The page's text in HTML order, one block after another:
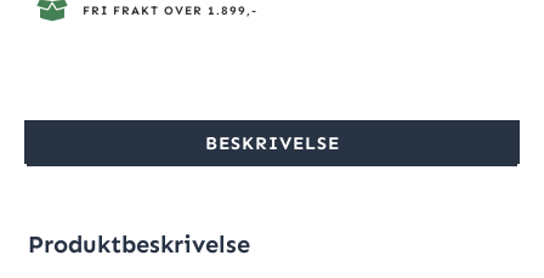
FRI FRAKT OVER 1.899,-
BESKRIVELSE
Produktbeskrivelse